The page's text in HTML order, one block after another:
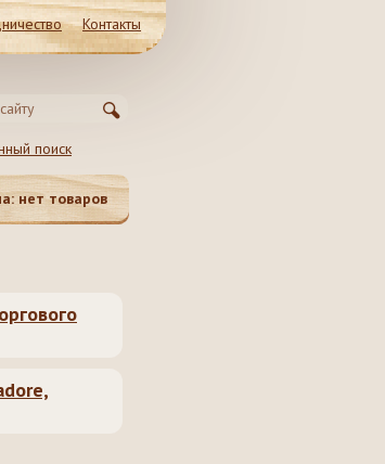
Контакты
Ленинский район, Молоково ул.
41c1
98-39, 8 (495) 181-50-
поиск
нет товаров